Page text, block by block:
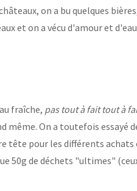
on a bu quelques
et on a vécu d'amour et
fraîche, pas tout à fait tout à
même. On a toutefois
tête pour les différents achats
50g de déchets "ultimes"